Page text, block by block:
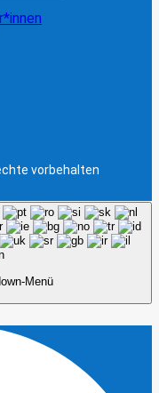
vorbehalten